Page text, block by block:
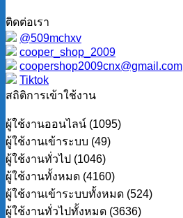
ติดต่อเรา
@509mchxv
cooper_shop_2009
coopershop2009cnx@gmail.com
Tiktok
สถิติการเข้าใช้งาน
ผู้ใช้งานออนไลน์ (1095)
ผู้ใช้งานเข้าระบบ (49)
ผู้ใช้งานทั่วไป (1046)
ผู้ใช้งานทั้งหมด (4160)
ผู้ใช้งานเข้าระบบทั้งหมด (524)
ผู้ใช้งานทั่วไปทั้งหมด (3636)